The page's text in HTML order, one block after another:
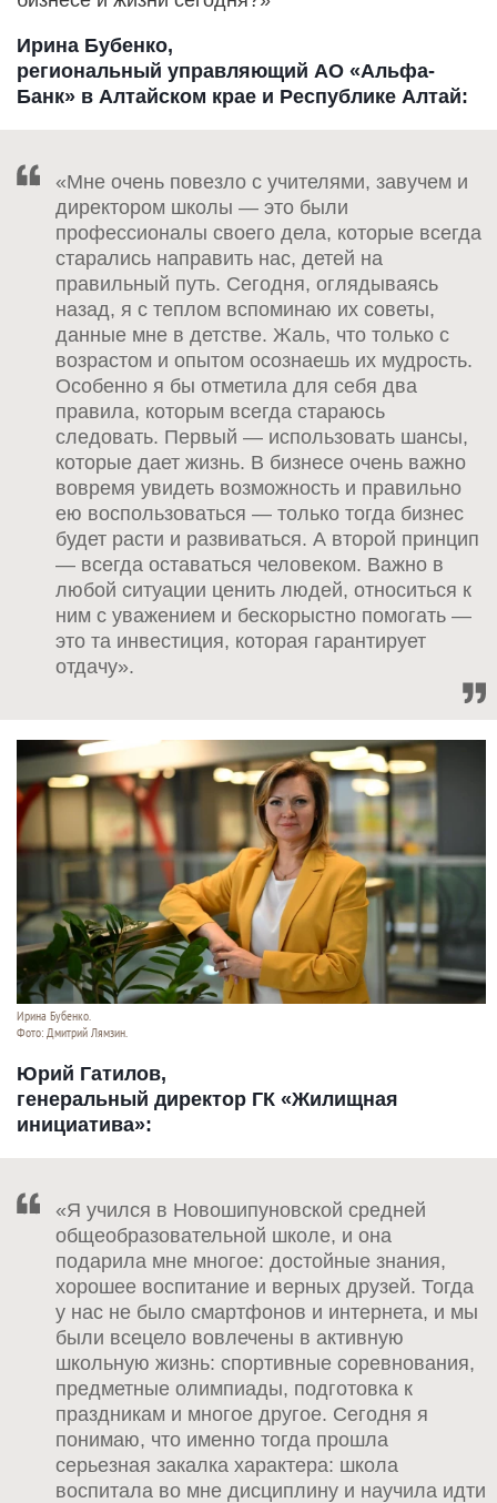
Ирина Бубенко,
региональный управляющий АО «Альфа-
Банк» в Алтайском крае и Республике Алтай:
«Мне очень повезло с учителями, завучем и
директором школы — это были
профессионалы своего дела, которые всегда
старались направить нас, детей на
правильный путь. Сегодня, оглядываясь
назад, я с теплом вспоминаю их советы,
данные мне в детстве. Жаль, что только с
возрастом и опытом осознаешь их мудрость.
Особенно я бы отметила для себя два
правила, которым всегда стараюсь
следовать. Первый — использовать шансы,
которые дает жизнь. В бизнесе очень важно
вовремя увидеть возможность и правильно
ею воспользоваться — только тогда бизнес
будет расти и развиваться. А второй принцип
— всегда оставаться человеком. Важно в
любой ситуации ценить людей, относиться к
ним с уважением и бескорыстно помогать —
это та инвестиция, которая гарантирует
отдачу».
Ирина Бубенко.
Фото: Дмитрий Лямзин.
Юрий Гатилов,
генеральный директор ГК «Жилищная
инициатива»:
«Я учился в Новошипуновской средней
общеобразовательной школе, и она
подарила мне многое: достойные знания,
хорошее воспитание и верных друзей. Тогда
у нас не было смартфонов и интернета, и мы
были всецело вовлечены в активную
школьную жизнь: спортивные соревнования,
предметные олимпиады, подготовка к
праздникам и многое другое. Сегодня я
понимаю, что именно тогда прошла
серьезная закалка характера: школа
воспитала во мне дисциплину и научила идти